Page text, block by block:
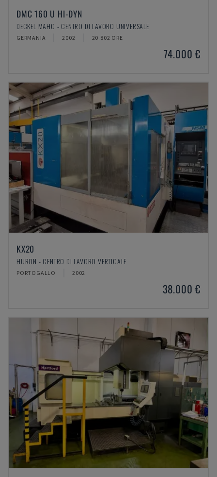
DMC 160 U HI-DYN
DECKEL MAHO - CENTRO DI LAVORO UNIVERSALE
GERMANIA 2002 20.802 ORE
74.000 €
KX20
HURON - CENTRO DI LAVORO VERTICALE
PORTOGALLO 2002
38.000 €